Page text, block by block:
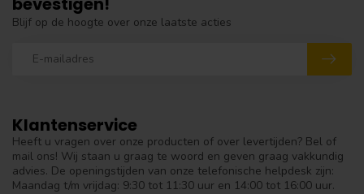
Klantenservice
Heeft u vragen over onze producten of over levertijden? Bel of
mail ons! Wij staan u graag te woord en geven graag vakkundig
advies. De openingstijden van onze telefonische helpdesk zijn:
Maandag t/m vrijdag: 9:30 tot 11:30 uur en 14:00 tot 16:00 uur.
Blijf op de hoogte over onze laatste acties